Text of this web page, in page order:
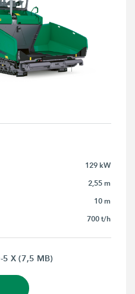
129 kW
2,55 m
10 m
700 t/h
5 X (7,5 MB)